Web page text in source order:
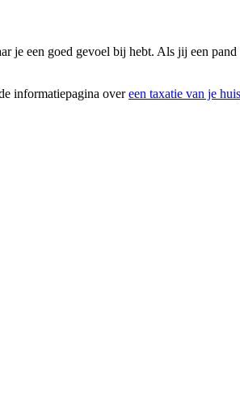
een goed gevoel bij hebt. Als jij een
informatiepagina overeen taxatie van je huis